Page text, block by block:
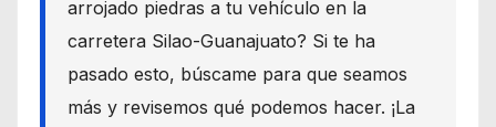
arrojado piedras a tu vehículo en la
carretera Silao-Guanajuato? Si te ha
pasado esto, búscame para que seamos
más y revisemos qué podemos hacer. ¡La